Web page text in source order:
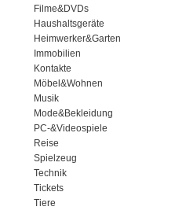
Filme&DVDs
Haushaltsgeräte
Heimwerker&Garten
Immobilien
Kontakte
Möbel&Wohnen
Musik
Mode&Bekleidung
PC-&Videospiele
Reise
Spielzeug
Technik
Tickets
Tiere